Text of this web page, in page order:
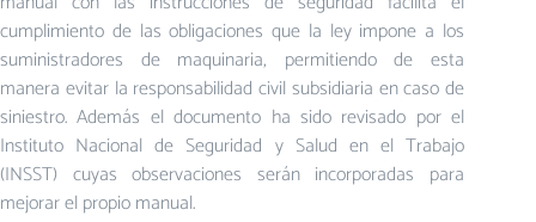
cumplimiento de las obligaciones que la ley impone a los
suministradores de maquinaria, permitiendo de esta
manera evitar la responsabilidad civil subsidiaria en caso de
siniestro. Además el documento ha sido revisado por el
Instituto Nacional de Seguridad y Salud en el Trabajo
(INSST) cuyas observaciones serán incorporadas para
mejorar el propio manual.